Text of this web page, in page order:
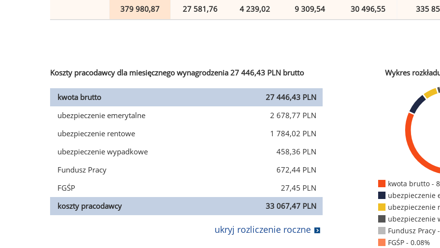
379 980,87 27 581,76 4 239,02 9 309,54 30 496,55 335
Koszty pracodawcy dla miesięcznego wynagrodzenia 27 446,43 PLN brutto
kwota brutto
27 446,43 PLN
ubezpieczenie emerytalne
2 678,77 PLN
ubezpieczenie rentowe
1 784,02 PLN
ubezpieczenie wypadkowe
458,36 PLN
Fundusz Pracy
672,44 PLN
FGŚP
27,45 PLN
koszty pracodawcy
33 067,47 PLN
ukryj rozliczenie roczne
Wykres
kwota brutto -
ubezpieczenie
ubezpieczenie
ubezpieczenie
Fundusz Pracy
FGŚP - 0.08%